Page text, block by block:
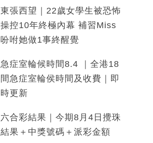
東張西望｜22歲女學生被恐怖
操控10年終極內幕 補習Miss
吩咐她做1事終醒覺
急症室輪候時間8.4 ｜全港18
間急症室輪侯時間及收費｜即
時更新
六合彩結果｜今期8月4日攪珠
結果＋中獎號碼＋派彩金額